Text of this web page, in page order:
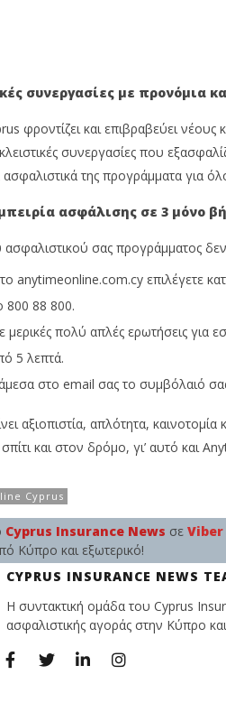
συνεργασίες με προνόμια
φροντίζει και επιβραβεύει νέους
συνεργασίες που
της προγράμματα για
ασφάλισης σε 3 μόνο
σας προγράμματος
anytimeonline.com.cy επιλέγετε
800 88 800.
μερικές πολύ απλές ερωτήσεις για
5 λεπτά.
στο email σας το συμβόλαιό
αξιοπιστία, απλότητα,
και στον δρόμο, γι’ αυτό και
Cyprus
Cyprus Insurance News σε Viber
Κύπρο και εξωτερικό!
CYPRUS INSURANCE NEWS
Η συντακτική ομάδα του Cyprus
ασφαλιστικής αγοράς στην Κύπρο